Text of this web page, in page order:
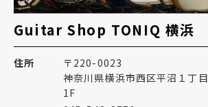
Guitar Shop TONIQ 横浜
住所
〒220-0023
神奈川県横浜市西区平沼１丁
1F